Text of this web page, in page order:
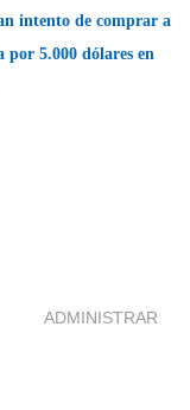
intento de comprar a
por 5.000 dólares en
ADMINISTRAR